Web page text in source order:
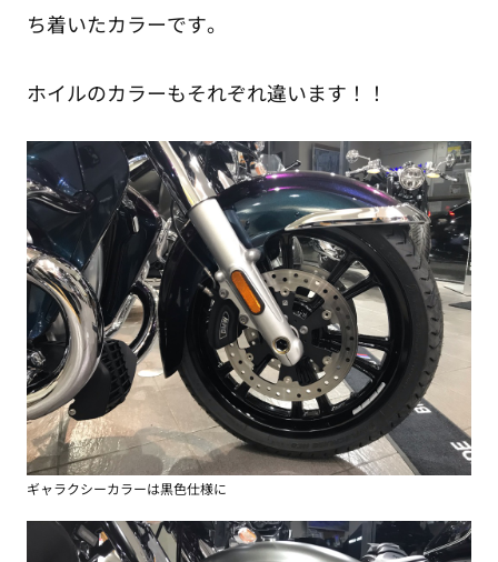
ち着いたカラーです。
ホイルのカラーもそれぞれ違います！！
ギャラクシーカラーは黒色仕様に